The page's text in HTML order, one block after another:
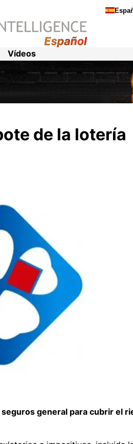
Vídeos
de la lotería
general para cubrir el